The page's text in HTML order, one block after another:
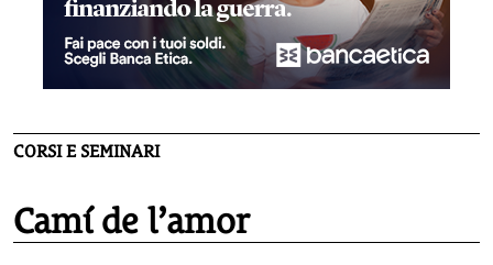
CORSI E SEMINARI
Camí de l’amor